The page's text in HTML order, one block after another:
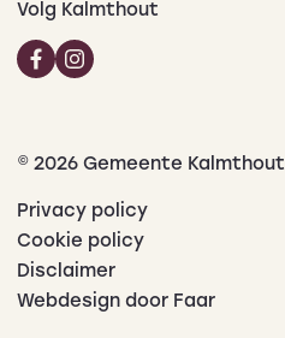
Volg Kalmthout
© 2026 Gemeente Kalmthout
Privacy policy
Cookie policy
Disclaimer
Webdesign door Faar